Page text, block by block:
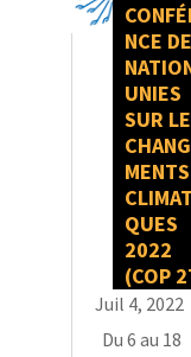
NCE
UNIES
SUR
MENTS
QUES
2022
(COP
Juil 4, 2022
Du 6 au 18